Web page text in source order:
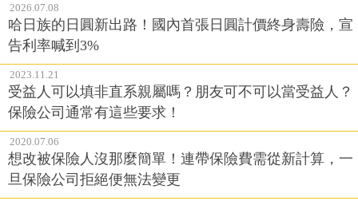
2026.07.08
哈日族的日圓新出路！國內首張日圓計價終身壽險，宣
告利率喊到3%
2023.11.21
受益人可以填非直系親屬嗎？朋友可不可以當受益人？
保險公司通常有這些要求！
2020.07.06
想改被保險人沒那麼簡單！連帶保險費需從新計算，一
旦保險公司拒絕便無法變更